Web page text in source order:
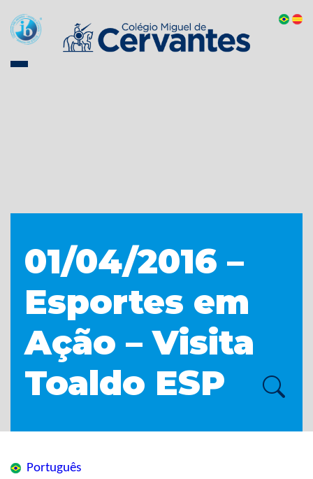
01/04/2016 –
Esportes em
Ação – Visita
Toaldo ESP
Português